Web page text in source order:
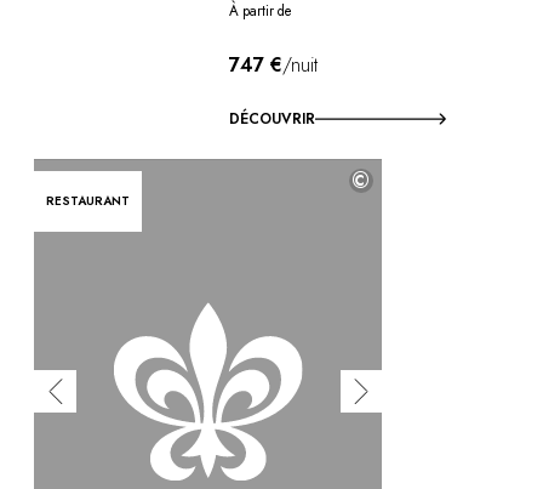
À partir de
747 €/nuit
DÉCOUVRIR
RESTAURANT
©